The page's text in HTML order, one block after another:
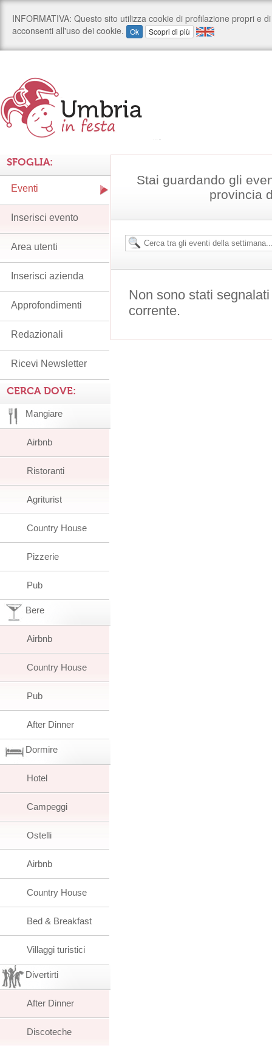
Stai guardando gli
provincia
Non sono stati
corrente.
SFOGLIA:
Eventi
Inserisci evento
Area utenti
Inserisci azienda
Approfondimenti
Redazionali
Ricevi Newsletter
CERCA DOVE:
Mangiare
Airbnb
Ristoranti
Agriturist
Country House
Pizzerie
Pub
Bere
Airbnb
Country House
Pub
After Dinner
Dormire
Hotel
Campeggi
Ostelli
Airbnb
Country House
Bed & Breakfast
Villaggi turistici
Divertirti
After Dinner
Discoteche